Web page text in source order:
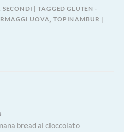
SECONDI TAGGEDGLUTEN -
UOVA,TOPINAMBUR
bread al cioccolato